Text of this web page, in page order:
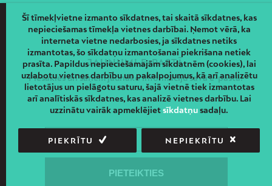
JAUNUMI E-PASTĀ
Piesakies un saņem jaunāko informāciju savā e-pastā!
Šī tīmekļvietne izmanto sīkdatnes, tai skaitā sīkdatnes, kas
nepieciešamas tīmekļa vietnes darbībai. Ņemot vērā, ka
interneta vietne nedarbosies, ja sīkdatnes netiks
izmantotas, šo sīkdatņu izmantošanai piekrišana netiek
prasīta. Papildus nepieciešamajām sīkdatnēm (cookies), lai
uzlabotu vietnes darbību un pakalpojumus, kā arī analizētu
lietotājus un pielāgotu saturu, šajā vietnē tiek izmantotas
arī analītiskās sīkdatnes, kas analizē vietnes darbību. Lai
uzzinātu vairāk apmeklējietsīkdatņusadaļu.
PIEKRĪTU NEPIEKRĪTU